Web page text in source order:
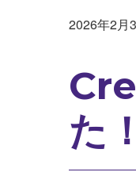
2026年2月
た！